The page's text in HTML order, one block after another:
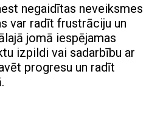
negaidītas neveiksmes
var radīt frustrāciju un
jomā iespējamas
izpildi vai sadarbību ar
progresu un radīt